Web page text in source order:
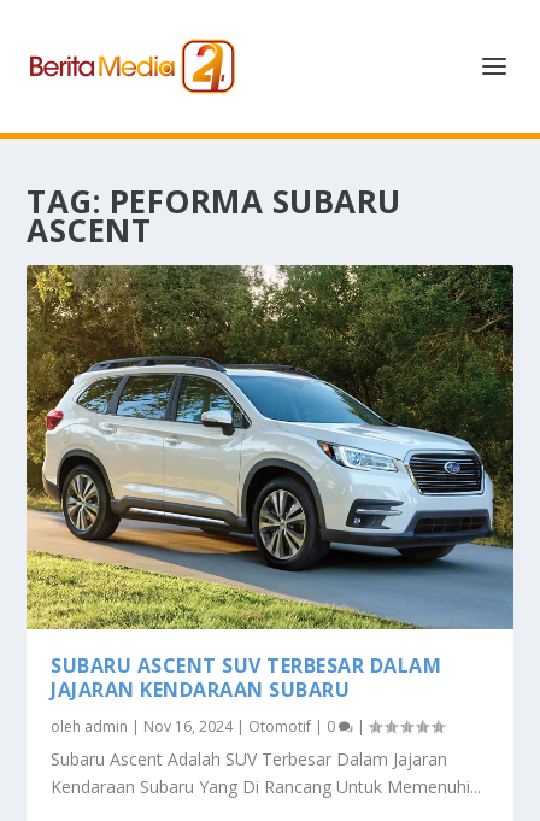
TAG: PEFORMA SUBARU
ASCENT
SUBARU ASCENT SUV TERBESAR DALAM
JAJARAN KENDARAAN SUBARU
oleh admin | Nov 16, 2024| Otomotif | 0 |
Subaru Ascent Adalah SUV Terbesar Dalam Jajaran
Kendaraan Subaru Yang Di Rancang Untuk Memenuhi...